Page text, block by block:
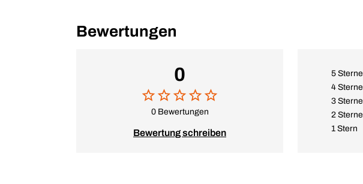
Bewertungen
0
0 Bewertungen
Bewertung schreiben
5 Sterne
4 Sterne
3 Sterne
2 Sterne
1 Stern